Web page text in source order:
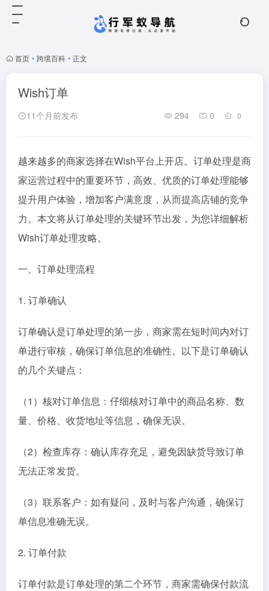
首页 • 跨境百科 • 正文
Wish订单
11个月前发布 294 0 0
越来越多的商家选择在Wish平台上开店。订单处理是商
家运营过程中的重要环节，高效、优质的订单处理能够
提升用户体验，增加客户满意度，从而提高店铺的竞争
力。本文将从订单处理的关键环节出发，为您详细解析
Wish订单处理攻略。
一、订单处理流程
1. 订单确认
订单确认是订单处理的第一步，商家需在短时间内对订
单进行审核，确保订单信息的准确性。以下是订单确认
的几个关键点：
（1）核对订单信息：仔细核对订单中的商品名称、数
量、价格、收货地址等信息，确保无误。
（2）检查库存：确认库存充足，避免因缺货导致订单
无法正常发货。
（3）联系客户：如有疑问，及时与客户沟通，确保订
单信息准确无误。
2. 订单付款
订单付款是订单处理的第二个环节，商家需确保付款流